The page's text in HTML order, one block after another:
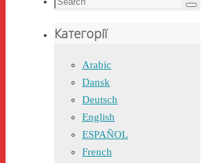
Search
Категорії
Arabic
Dansk
Deutsch
English
ESPAÑOL
French